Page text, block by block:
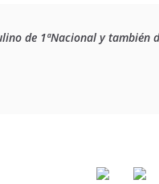
de 1ªNacional y